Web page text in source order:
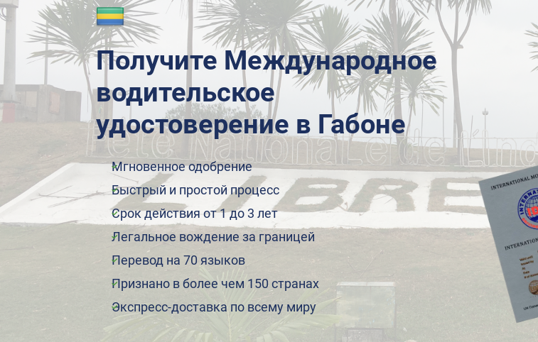
Получите Международное
водительское
удостоверение в Габоне
Мгновенное одобрение
Быстрый и простой процесс
Срок действия от 1 до 3 лет
Легальное вождение за границей
Перевод на 70 языков
Признано в более чем 150 странах
Экспресс-доставка по всему миру